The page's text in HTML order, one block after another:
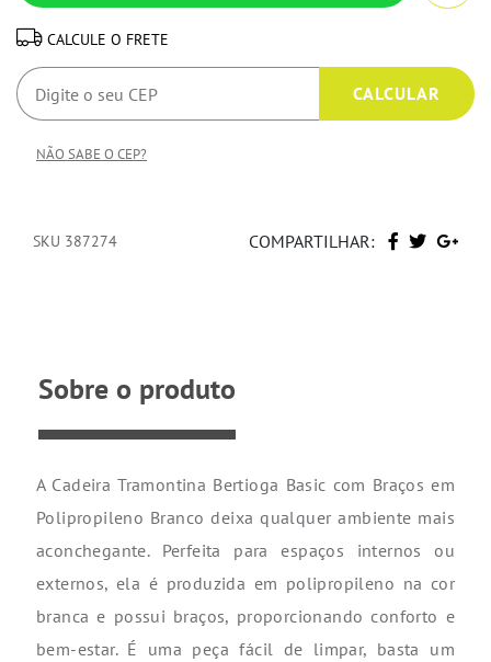
CALCULE O FRETE
NÃO SABE O CEP?
SKU 387274 COMPARTILHAR:
Sobre o produto
A Cadeira Tramontina Bertioga Basic com Braços em
Polipropileno Branco deixa qualquer ambiente mais
aconchegante. Perfeita para espaços internos ou
externos, ela é produzida em polipropileno na cor
branca e possui braços, proporcionando conforto e
bem-estar. É uma peça fácil de limpar, basta um